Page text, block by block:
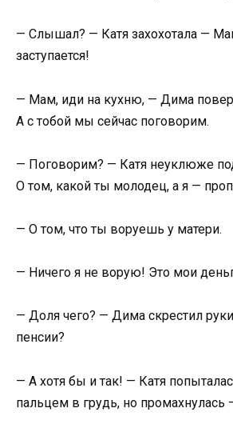
— Слышал? — Катя захохотала —
заступается!
— Мам, иди на кухню, — Дима
А с тобой мы сейчас поговорим.
— Поговорим? — Катя неуклюже
О том, какой ты молодец, а я —
— О том, что ты воруешь у матери.
— Ничего я не ворую! Это мои
— Доля чего? — Дима скрестил
пенсии?
— А хотя бы и так! — Катя
пальцем в грудь, но